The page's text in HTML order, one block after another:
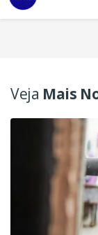
Veja Mais